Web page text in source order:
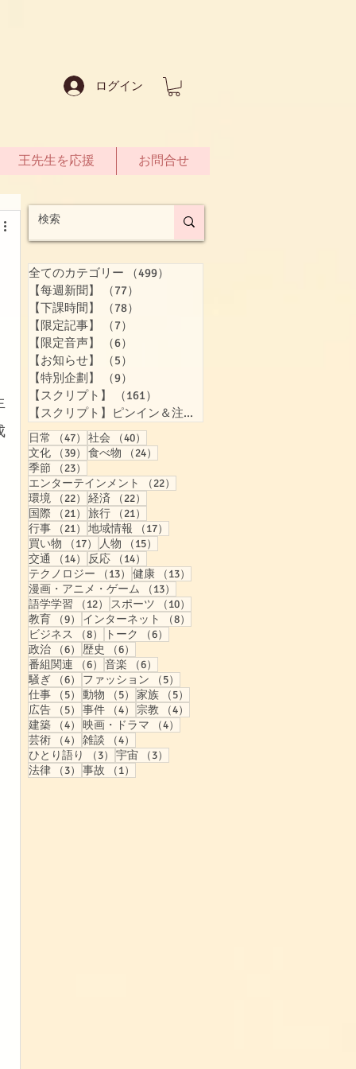
ログイン
王先生を応援 お問合せ
全てのカテゴリー （499）
【每週新聞】
（77）
【下課時間】
（78）
【限定記事】
（7）
【限定音声】
（6）
【お知らせ】
（5）
【特別企劃】
（9）
【スクリプト】
（161）
【スクリプト】ピンイン＆注音付き
日常 （47） 47件の記事
社会 （40）
文化
（39） 39件の記事
食べ物 （24）
季節
（23）
エンターテインメント
（22）
環境
（22） 22件の記事
経済 （22）
国際
（21） 21件の記事
旅行 （21）
行事
（21） 21件の記事
地域情報 （17）
買い物
（17） 17件の記事
人物 （15）
交通
（14） 14件の記事
反応 （14）
テクノロジー
（13） 13件の記事
健康 （13）
漫画・アニメ・ゲーム
（13）
語学学習
（12） 12件の記事
スポーツ （10）
教育
（9） 9件の記事
インターネット （8）
ビジネス
（8） 8件の記事
トーク （6）
政治
（6） 6件の記事
歴史 （6）
番組関連
（6） 6件の記事
音楽 （6）
騒ぎ
（6） 6件の記事
ファッション （5）
仕事
（5） 5件の記事
動物 （5） 5件の記事
家族 （5）
広告
（5） 5件の記事
事件 （4） 4件の記事
宗教 （4）
建築
（4） 4件の記事
映画・ドラマ （4）
芸術
（4） 4件の記事
雑談 （4）
ひとり語り
（3） 3件の記事
宇宙 （3）
法律
（3） 3件の記事
事故 （1）